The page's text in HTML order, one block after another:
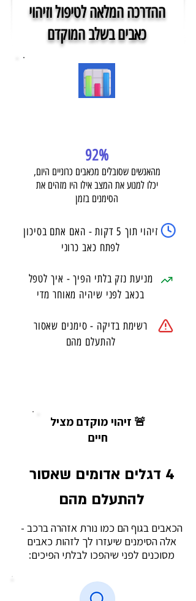
ההדרכה המלאה לטיפול וזיהוי
כאבים בשלב המוקדם
92%
מהאנשים שסובלים מכאבים כרוניים היום,
יכלו למנוע את המצב אילו היו מזהים את
הסימנים בזמן
זיהוי תוך 5 דקות - האם אתם בסיכון
לפתח כאב כרוני
מניעת נזק בלתי הפיך - איך לטפל
בכאב לפני שיהיה מאוחר מדי
רשימת בדיקה - סימנים שאסור
להתעלם מהם
🚨 זיהוי מוקדם מציל
חיים
4 דגלים אדומים שאסור
להתעלם מהם
הכאבים בגוף הם כמו נורת אזהרה ברכב -
אלה הסימנים שיעזרו לך לזהות כאבים
מסוכנים לפני שיהפכו לבלתי הפיכים: